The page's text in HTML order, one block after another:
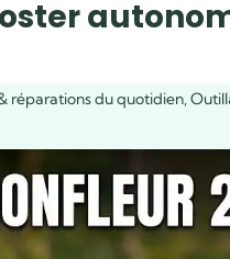
réparations du quotidien,